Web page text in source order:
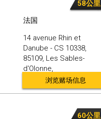
法国
14 avenue Rhin et
Danube - CS 10338,
85109, Les Sables-
d'Olonne,
浏览赌场信息
58公里
60公里